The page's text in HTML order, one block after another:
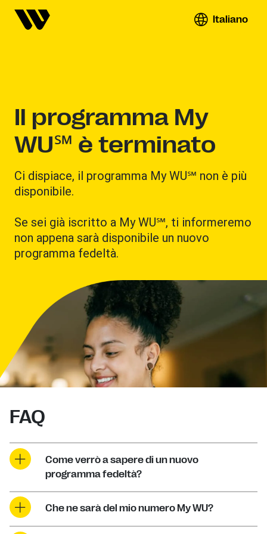
Italiano
Il programma My
WU℠ è terminato
Ci dispiace, il programma My WU℠ non è più
disponibile.
Se sei già iscritto a My WU℠, ti informeremo
non appena sarà disponibile un nuovo
programma fedeltà.
FAQ
Come verrò a sapere di un nuovo
programma fedeltà?
Che ne sarà del mio numero My WU?